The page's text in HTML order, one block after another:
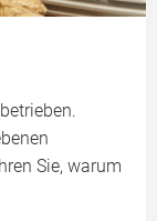
Sie, warum